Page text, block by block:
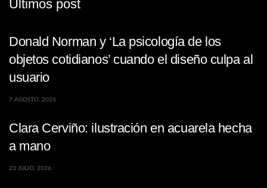
Últimos post
Donald Norman y ‘La psicología de los
objetos cotidianos’ cuando el diseño culpa al
usuario
7 AGOSTO, 2026
Clara Cerviño: ilustración en acuarela hecha
a mano
23 JULIO, 2026